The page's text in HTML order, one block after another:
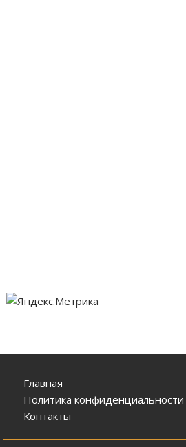
Главная
Политика конфиденциальности
Контакты